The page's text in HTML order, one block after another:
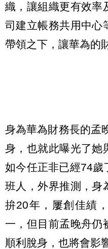
織，讓組織更有效率
司建立帳務共用中心
帶領之下，讓華為的
身為華為財務長的孟
身，也就此曝光了她
如今任正非已經74歲
班人，外界推測，身
拚20年，屢創佳績
一，但目前孟晚舟仍
順利脫身，也將會影